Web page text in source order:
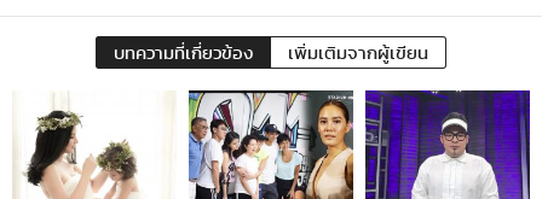
บทความที่เกี่ยวข้อง เพิ่มเติมจากผู้เขียน